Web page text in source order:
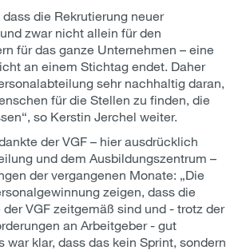
die Rekrutierung neuer
zwar nicht allein für den
für das ganze Unternehmen – eine
an einem Stichtag endet. Daher
sehr nachhaltig daran,
für die Stellen zu finden, die
so Kerstin Jerchel weiter.
der VGF – hier ausdrücklich
und dem Ausbildungszentrum –
der vergangenen Monate: „Die
zeigen, dass die
VGF zeitgemäß sind und - trotz der
an Arbeitgeber - gut
war klar, dass das kein Sprint, sondern